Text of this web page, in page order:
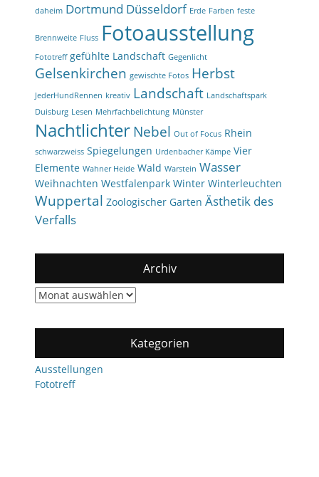
daheim Dortmund Düsseldorf Erde Farben feste
Brennweite Fluss Fotoausstellung
Fototreff gefühlte Landschaft Gegenlicht
Gelsenkirchen gewischte Fotos Herbst
JederHundRennen kreativ Landschaft Landschaftspark
Duisburg Lesen Mehrfachbelichtung Münster
NachtlichterNebel Out of Focus Rhein
schwarzweiss Spiegelungen Urdenbacher Kämpe Vier
Elemente Wahner Heide Wald Warstein Wasser
Weihnachten Westfalenpark Winter Winterleuchten
Wuppertal Zoologischer Garten Ästhetik des
Verfalls
Archiv
Archiv
Kategorien
Ausstellungen
Fototreff